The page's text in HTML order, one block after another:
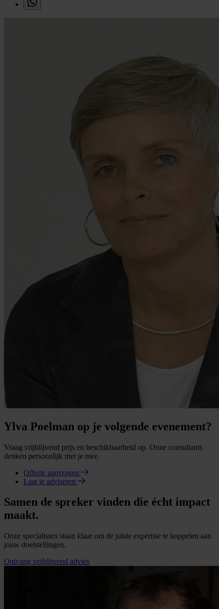
Ylva Poelman op je volgende evenement?
Vraag vrijblijvend prijs en beschikbaarheid op. Onze consultants
denken persoonlijk met je mee.
Offerte aanvragen
Laat je adviseren
Samen de spreker vinden die écht impact
maakt.
Onze specialisten staan klaar om de juiste expertise te koppelen aan
jouw doelstellingen.
Ontvang vrijblijvend advies